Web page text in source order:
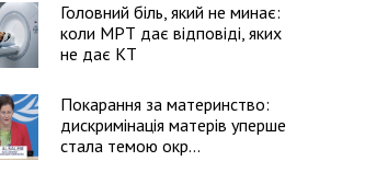
Головний біль, який не минає:
коли МРТ дає відповіді, яких
не дає КТ
Покарання за материнство:
дискримінація матерів уперше
стала темою окр...